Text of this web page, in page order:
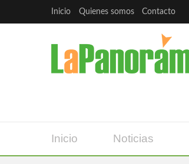
Inicio Quienes somos Contacto
Inicio Noticias